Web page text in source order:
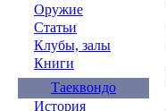
Оружие
Статьи
Клубы, залы
Книги
Таеквондо
История